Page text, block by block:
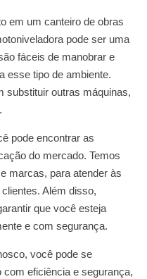
em um canteiro de obras
pode ser uma
fáceis de manobrar e
esse tipo de ambiente.
substituir outras máquinas,
pode encontrar as
do mercado. Temos
marcas, para atender às
Além disso,
que você esteja
e com segurança.
você pode se
eficiência e segurança,